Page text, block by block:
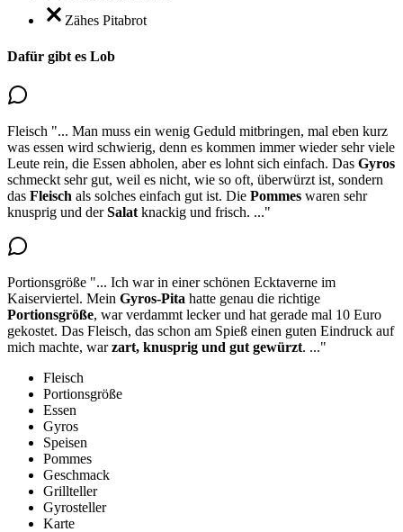
Zähes Pitabrot
Dafür gibt es Lob
Fleisch "... Man muss ein wenig Geduld mitbringen, mal eben kurz
was essen wird schwierig, denn es kommen immer wieder sehr viele
Leute rein, die Essen abholen, aber es lohnt sich einfach. Das Gyros
schmeckt sehr gut, weil es nicht, wie so oft, überwürzt ist, sondern
das Fleisch als solches einfach gut ist. Die Pommes waren sehr
knusprig und derSalat knackig und frisch. ..."
Portionsgröße "... Ich war in einer schönen Ecktaverne im
Kaiserviertel. Mein Gyros-Pita hatte genau die richtige
Portionsgröße, war verdammt lecker und hat gerade mal 10 Euro
gekostet. Das Fleisch, das schon am Spieß einen guten Eindruck auf
mich machte, warzart, knusprig und gut gewürzt. ..."
Fleisch
Portionsgröße
Essen
Gyros
Speisen
Pommes
Geschmack
Grillteller
Gyrosteller
Karte